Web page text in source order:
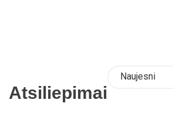
Atsiliepimai
Naujesni